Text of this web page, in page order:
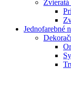
Zvieratá
Jednofarebné